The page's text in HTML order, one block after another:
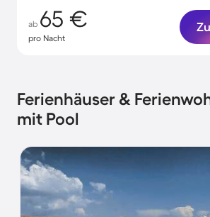
ab 65 €
pro Nacht
Ferienhäuser &
mit Pool